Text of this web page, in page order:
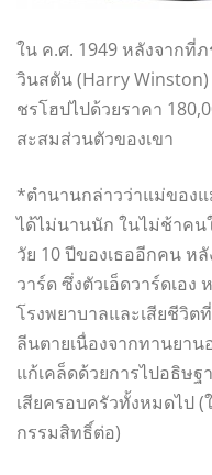
ใน ค.ศ. 1949 หลังจากที่
วินสตัน (Harry
ชรโฮปไปด้วยราคา
สะสมส่วนตัวของเขา
*ตำนานกล่าวว่าแม่ของ
ได้ไม่นานนัก ในไม่ช้าคน
วัย 10 ปีของเธออีกคน ห
วาร์ด ซึ่งตัวเอ็ดวาร์ดเอง
โรงพยาบาลและเสียชีวิต
ลีนตายเนื่องจากทานยา
แก้เคล็ดด้วยการไปอธิษ
เสียครอบครัวทั้งหมดไป
กรรมสิทธิ์ต่อ)